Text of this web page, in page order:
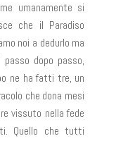
umanamente si
che il Paradiso
noi a dedurlo ma
dopo passo,
ne ha fatti tre, un
che dona mesi
vissuto nella fede
Quello che tutti